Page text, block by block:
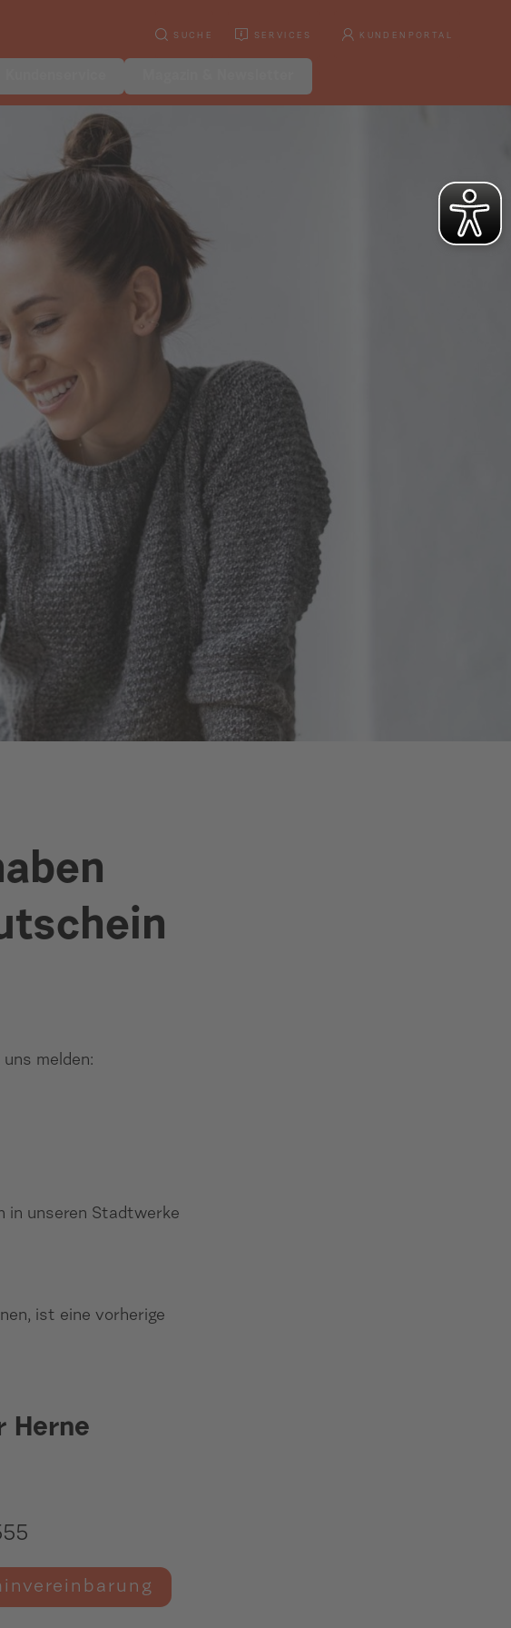
SUCHE SERVICES KUNDENPORTAL
melden:
in unseren Stadtwerke
ist eine vorherige
Herne